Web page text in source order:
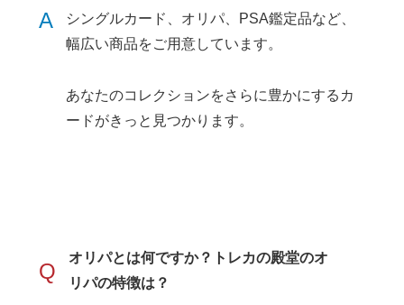
A
シングルカード、オリパ、PSA鑑定品など、
幅広い商品をご用意しています。
あなたのコレクションをさらに豊かにするカ
ードがきっと見つかります。
Q
オリパとは何ですか？トレカの殿堂のオ
リパの特徴は？